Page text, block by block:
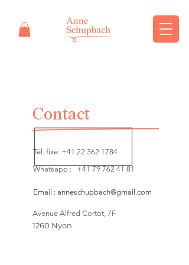
Contact
Tél. fixe: +41 22 362 1784
Whatsapp :+41 79 762 41 81
Email : anneschupbach@gmail.com
Avenue Alfred Cortot, 7F
1260 Nyon